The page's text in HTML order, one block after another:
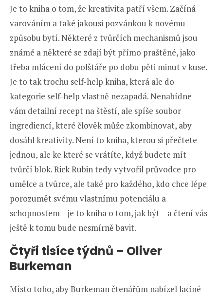
Je to kniha o tom, že kreativita patří všem. Začíná
varováním a také jakousi pozvánkou k novému
způsobu bytí. Některé z tvůrčích mechanismů jsou
známé a některé se zdají být přímo praštěné, jako
třeba mlácení do polštáře po dobu pěti minut v kuse.
Je to tak trochu self-help kniha, která ale do
kategorie self-help vlastně nezapadá. Nenabídne
vám detailní recept na štěstí, ale spíše soubor
ingrediencí, které člověk může zkombinovat, aby
dosáhl kreativity. Není to kniha, kterou si přečtete
jednou, ale ke které se vrátíte, když budete mít
tvůrčí blok. Rick Rubin tedy vytvořil průvodce pro
umělce a tvůrce, ale také pro každého, kdo chce lépe
porozumět svému vlastnímu potenciálu a
schopnostem – je to kniha o tom, jak být – a čtení vás
ještě k tomu bude nesmírně bavit.
Čtyři tisíce týdnů – Oliver
Burkeman
Místo toho, aby Burkeman čtenářům nabízel laciné